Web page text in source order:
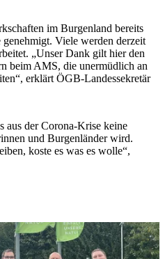
im Burgenland bereits
Viele werden derzeit
„Unser Dank gilt hier den
beim AMS, die unermüdlich an
erklärt ÖGB-Landessekretär
aus der Corona-Krise keine
und Burgenländer wird.
koste es was es wolle“,